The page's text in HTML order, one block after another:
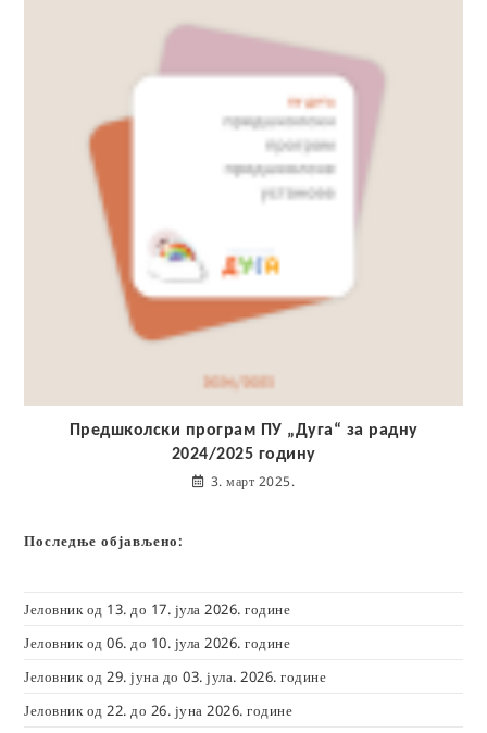
Предшколски програм ПУ „Дуга“ за радну
2024/2025 годину
3. март 2025.
Последње објављено:
Јеловник од 13. до 17. јула 2026. године
Јеловник од 06. до 10. јула 2026. године
Јеловник од 29. јуна до 03. јула. 2026. године
Јеловник од 22. до 26. јуна 2026. године